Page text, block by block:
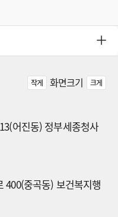
작게 화면크기 크게
어진동) 정부세종청사
400(중곡동) 보건복지행